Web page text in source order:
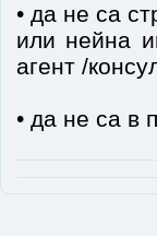
• да не са
или нейна
агент /
• да не са в